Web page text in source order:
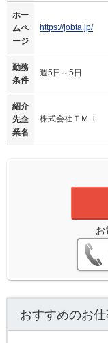
ホー
ムペ
ージ
https://jobta.jp/
勤務
条件
週5日～5日
紹介
先企
業名
株式会社ＴＭＪ
お
おすすめのお